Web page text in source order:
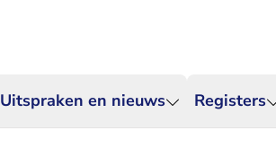
Uitspraken en nieuws Registers